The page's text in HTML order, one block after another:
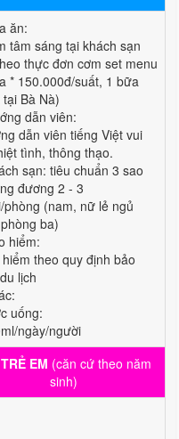
ăn:
tâm sáng tại khách sạn
thực đơn cơm set menu
* 150.000đ/suất, 1 bữa
tại Bà Nà)
dẫn viên:
dẫn viên tiếng Việt vui
tình, thông thạo.
sạn: tiêu chuẩn 3 sao
đương 2 - 3
phòng (nam, nữ lẻ ngủ
ba)
hiểm:
theo quy định bảo
lịch
uống:
ngày/người
EM (căn cứ theo năm
sinh)